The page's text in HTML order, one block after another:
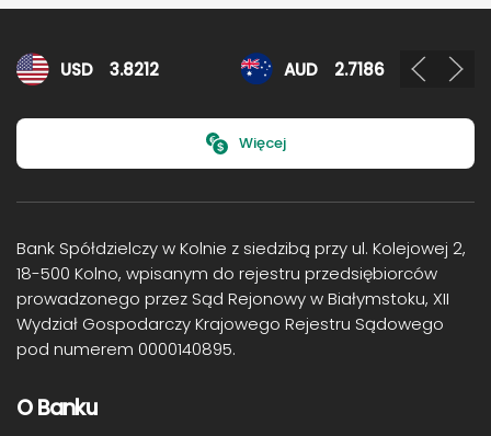
Kursy walut
USD 3.8212 AUD 2.7186
Więcej
Bank Spółdzielczy w Kolnie z siedzibą przy ul. Kolejowej 2,
18-500 Kolno, wpisanym do rejestru przedsiębiorców
prowadzonego przez Sąd Rejonowy w Białymstoku, XII
Wydział Gospodarczy Krajowego Rejestru Sądowego
pod numerem 0000140895.
O Banku